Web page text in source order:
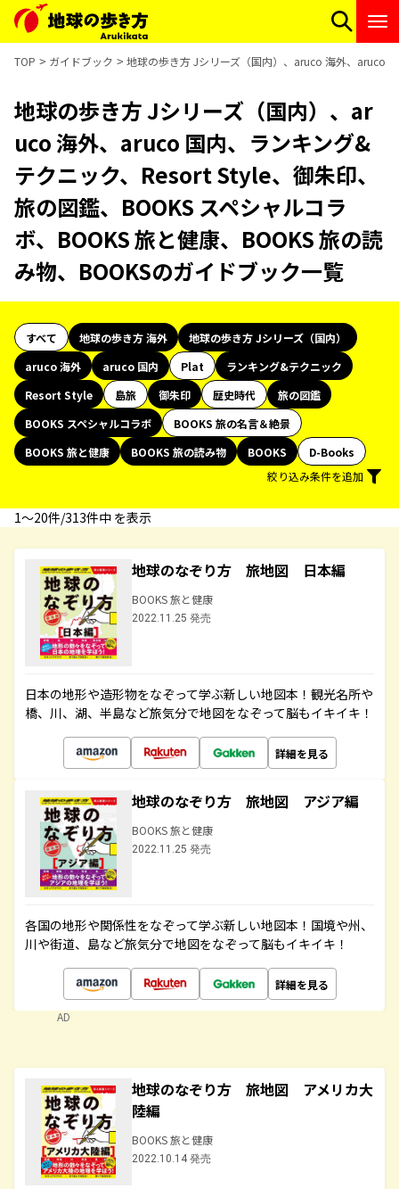
TOP ガイドブック 地球の歩き方 Jシリーズ（国内）、aruco 海外、aruco
地球の歩き方 Jシリーズ（国内）、ar
uco 海外、aruco 国内、ランキング&
テクニック、Resort Style、御朱印、
旅の図鑑、BOOKS スペシャルコラ
ボ、BOOKS 旅と健康、BOOKS 旅の読
み物、BOOKSのガイドブック一覧
すべて 地球の歩き方 海外
地球の歩き方 Jシリーズ（国内）
aruco 海外
aruco 国内 Plat
ランキング&テクニック
Resort Style
島旅 御朱印 歴史時代
旅の図鑑
BOOKS スペシャルコラボ
BOOKS 旅の名言＆絶景
BOOKS 旅と健康
BOOKS 旅の読み物 BOOKS
D-Books
絞り込み条件を追加
1〜20件/313件中 を表示
地球のなぞり方 旅地図 日本編
BOOKS 旅と健康
2022.11.25 発売
日本の地形や造形物をなぞって学ぶ新しい地図本！観光名所や
橋、川、湖、半島など旅気分で地図をなぞって脳もイキイキ！
詳細を見る
地球のなぞり方 旅地図 アジア編
BOOKS 旅と健康
2022.11.25 発売
各国の地形や関係性をなぞって学ぶ新しい地図本！国境や州、
川や街道、島など旅気分で地図をなぞって脳もイキイキ！
詳細を見る
AD
地球のなぞり方 旅地図 アメリカ大
陸編
BOOKS 旅と健康
2022.10.14 発売